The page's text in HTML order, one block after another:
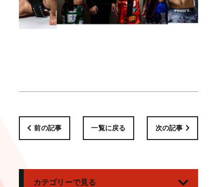
前の記事 一覧に戻る 次の記事
カテゴリーで見る